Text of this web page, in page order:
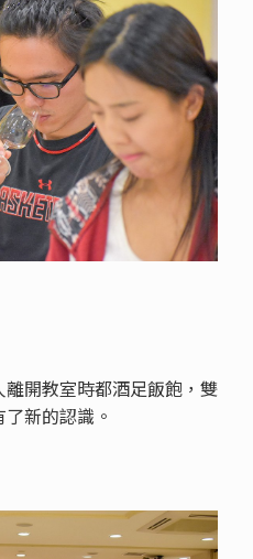
開教室時都酒足飯飽，雙
新的認識。